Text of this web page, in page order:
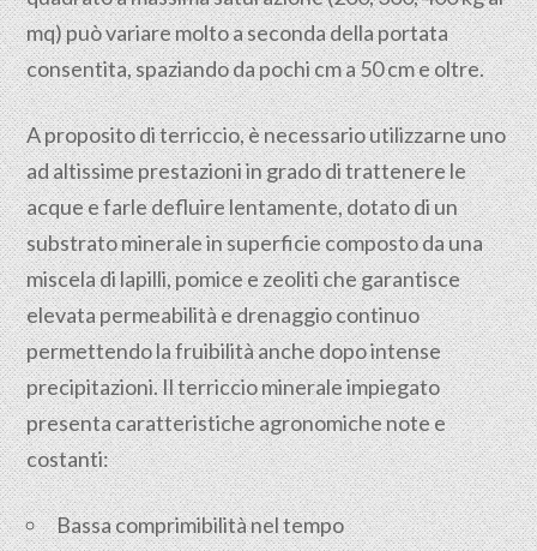
mq) può variare molto a seconda della portata
consentita, spaziando da pochi cm a 50 cm e oltre.
A proposito di terriccio, è necessario utilizzarne uno
ad altissime prestazioni in grado di trattenere le
acque e farle defluire lentamente, dotato di un
substrato minerale in superficie composto da una
miscela di lapilli, pomice e zeoliti che garantisce
elevata permeabilità e drenaggio continuo
permettendo la fruibilità anche dopo intense
precipitazioni. Il terriccio minerale impiegato
presenta caratteristiche agronomiche note e
costanti:
Bassa comprimibilità nel tempo